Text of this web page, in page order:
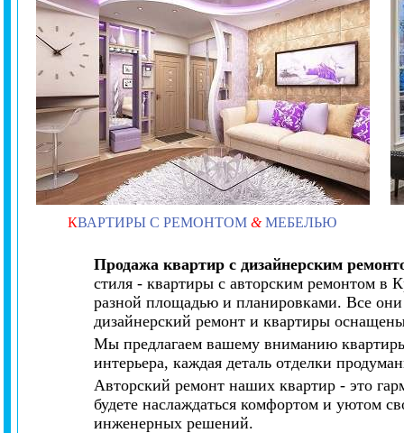
КВАРТИРЫ С РЕМОНТОМ&МЕБЕЛЬЮ
Продажа квартир с дизайнерским
стиля - квартиры с авторским ремонтом в
разной площадью и планировками. Все
дизайнерский ремонт и квартиры
Мы предлагаем вашему вниманию
интерьера, каждая деталь отделки
Авторский ремонт наших квартир - это
будете наслаждаться комфортом и уютом
инженерных решений.